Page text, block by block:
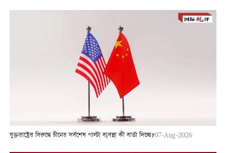
যুক্তরাষ্ট্রের বিরুদ্ধে চীনের সর্বশেষ পাল্টা ব্যবস্থা কী বার্তা দিচ্ছে?07-Aug-2026